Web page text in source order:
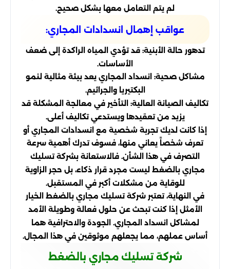
لم يتم التعامل معها بشكل صحيح.
عواقب إهمال انسدادات المجاري:
تدهور حالة الأبنية: قد تؤدي المياه الراكدة إلى ضعف
الأساسات.
مشاكل صحية: انسداد المجاري يعد بيئة مثالية لنمو
البكتيريا والجراثيم.
تكاليف الصيانة العالية: التأخير في معالجة المشكلة قد
يزيد من تعقيدها ويستدعي تكاليف أعلى.
إذا كانت لديك تجربة شخصية مع انسدادات المجاري أو
تعرف شخصاً يعاني منها، فسوف تدرك أهمية سرعة
التصرف في هذا الشأن. فالاستعانة بشركة تسليك
مجاري بالضغط ليست مجرد قرار ذكاء، بل حجر الزاوية
للوقاية من مشكلات أكبر في المستقبل.
في النهاية، تعتبر شركة تسليك مجاري بالضغط الخيار
الأمثل إذا كنت تبحث عن حلول فعالة وطويلة الأمد
لمشاكل انسداد المجاري. الجودة والاحترافية هما
أساس عملهم، مما يجعلهم موثوقين في هذا المجال.
شركة تسليك مجاري بالضغط